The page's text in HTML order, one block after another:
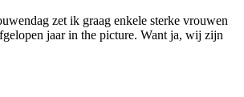
zet ik graag enkele sterke vrouwen
jaar in the picture. Want ja, wij zijn